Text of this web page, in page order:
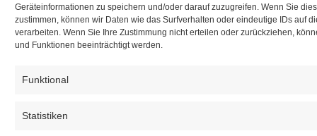
Geräteinformationen zu speichern und/oder darauf zuzugreifen. Wenn Sie
zustimmen, können wir Daten wie das Surfverhalten oder eindeutige IDs auf
verarbeiten. Wenn Sie Ihre Zustimmung nicht erteilen oder zurückziehen,
und Funktionen beeinträchtigt werden.
Funktional
Statistiken